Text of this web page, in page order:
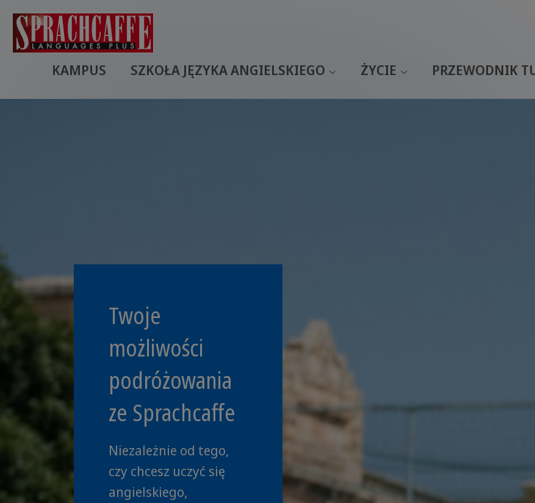
KAMPUS SZKOŁA JĘZYKA ANGIELSKIEGO ŻYCIE PRZEWODNIK
Twoje
możliwości
podróżowania
ze Sprachcaffe
Niezależnie od tego,
czy chcesz uczyć się
angielskiego,